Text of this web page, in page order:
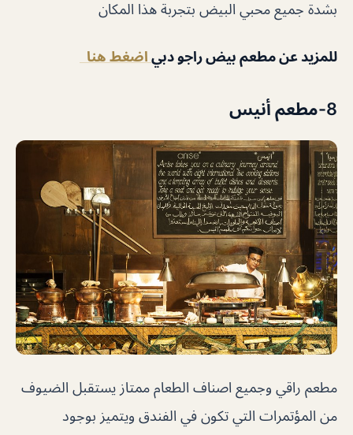
بشدة جميع محبي البيض بتجربة هذا المكان
للمزيد عن مطعم بيض راجو دبي اضغط هنا
8-مطعم أنيس
مطعم راقي وجميع اصناف الطعام ممتاز يستقبل الضيوف
من المؤتمرات التي تكون في الفندق ويتميز بوجود